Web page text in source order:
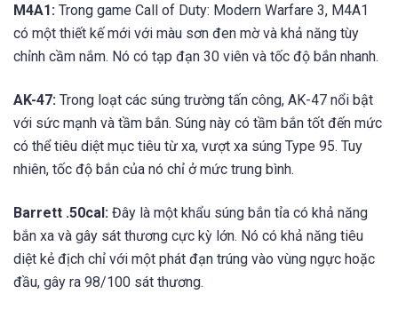
M4A1: Trong game Call of Duty: Modern Warfare 3, M4A1
có một thiết kế mới với màu sơn đen mờ và khả năng tùy
chỉnh cầm nắm. Nó có tạp đạn 30 viên và tốc độ bắn nhanh.
AK-47: Trong loạt các súng trường tấn công, AK-47 nổi bật
với sức mạnh và tầm bắn. Súng này có tầm bắn tốt đến mức
có thể tiêu diệt mục tiêu từ xa, vượt xa súng Type 95. Tuy
nhiên, tốc độ bắn của nó chỉ ở mức trung bình.
Barrett .50cal: Đây là một khẩu súng bắn tỉa có khả năng
bắn xa và gây sát thương cực kỳ lớn. Nó có khả năng tiêu
diệt kẻ địch chỉ với một phát đạn trúng vào vùng ngực hoặc
đầu, gây ra 98/100 sát thương.